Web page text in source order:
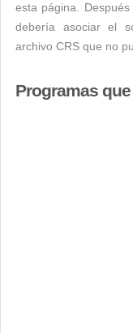
esta página.
debería asociar el
archivo CRS que no
Programas